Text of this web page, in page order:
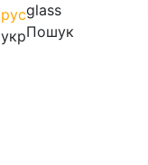
рус
укрПошук